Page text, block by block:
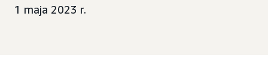
1 maja 2023 r.